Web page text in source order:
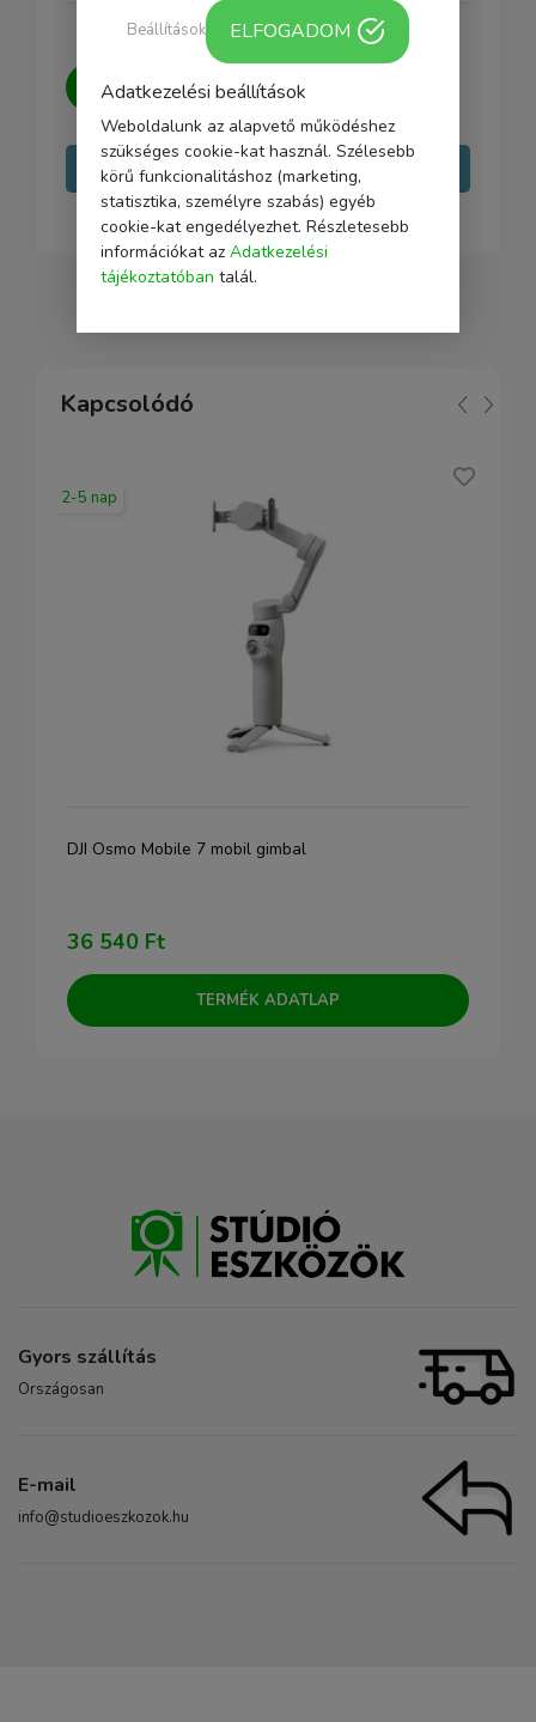
Kérdésed van? Írj nekünk, igyekszünk
minden kérdésedre választ adni.
Írj nekünk
Kapcsolódó
2-5 nap
DJI Osmo Mobile 7 mobil gimbal
36 540 Ft
TERMÉK ADATLAP
Gyors szállítás
Országosan
E-mail
info@studioeszkozok.hu
Adatkezelési beállítások
Weboldalunk az alapvető működéshez
szükséges cookie-kat használ. Szélesebb
körű funkcionalitáshoz (marketing,
statisztika, személyre szabás) egyéb
cookie-kat engedélyezhet. Részletesebb
információkat az Adatkezelési
tájékoztatóban talál.
Beállítások ELFOGADOM